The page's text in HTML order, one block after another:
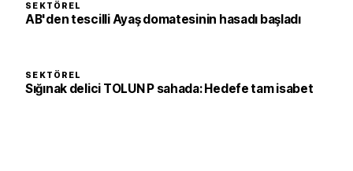
SEKTÖREL
AB'den tescilli Ayaş domatesinin hasadı başladı
SEKTÖREL
Sığınak delici TOLUN P sahada: Hedefe tam isabet